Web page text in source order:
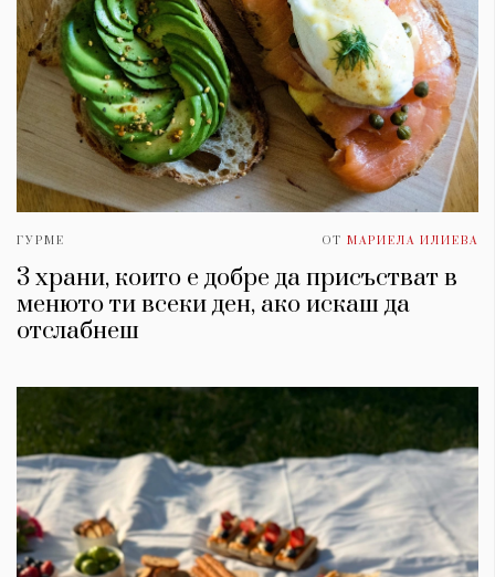
ГУРМЕ ОТ МАРИЕЛА ИЛИЕВА
3 храни, които е добре да присъстват в
менюто ти всеки ден, ако искаш да
отслабнеш